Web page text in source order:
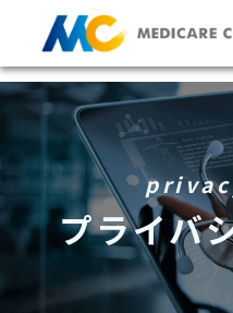
プライバ